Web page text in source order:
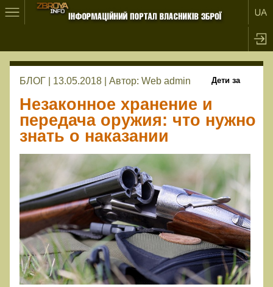
БЛОГ | 13.05.2018 | Автор: Web admin
Незаконное хранение и
передача оружия: что нужно
знать о наказании
Дети за